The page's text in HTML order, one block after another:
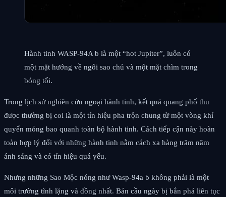
Hành tinh WASP-94A b là một “hot Jupiter”, luôn có
một mặt hướng về ngôi sao chủ và một mặt chìm trong
bóng tối.
Trong lịch sử nghiên cứu ngoại hành tinh, kết quả quang phổ thu
được thường bị coi là một tín hiệu pha trộn chung từ một vòng khí
quyển mỏng bao quanh toàn bộ hành tinh. Cách tiếp cận này hoàn
toàn hợp lý đối với những hành tinh nằm cách xa hàng trăm năm
ánh sáng và có tín hiệu quá yếu.
Nhưng những Sao Mộc nóng như Wasp-94a b không phải là một
môi trường tĩnh lặng và đồng nhất. Bán cầu ngày bị bắn phá liên tục